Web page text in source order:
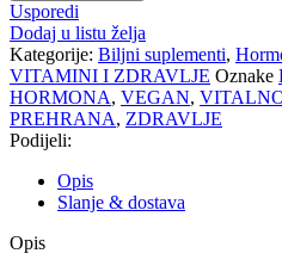
Usporedi
Dodaj u listu želja
Kategorije: Biljni suplementi,
VITAMINI I ZDRAVLJE Oznake
HORMONA, VEGAN,
PREHRANA, ZDRAVLJE
Podijeli:
Opis
Slanje & dostava
Opis